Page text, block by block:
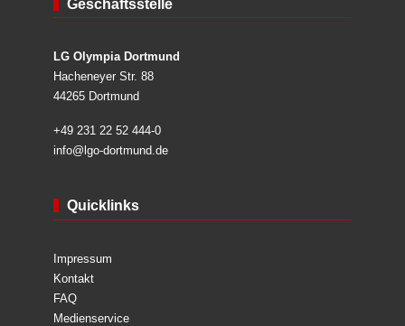
Geschäftsstelle
LG Olympia Dortmund
Hacheneyer Str. 88
44265 Dortmund
+49 231 22 52 444-0
info@lgo-dortmund.de
Quicklinks
Impressum
Kontakt
FAQ
Medienservice